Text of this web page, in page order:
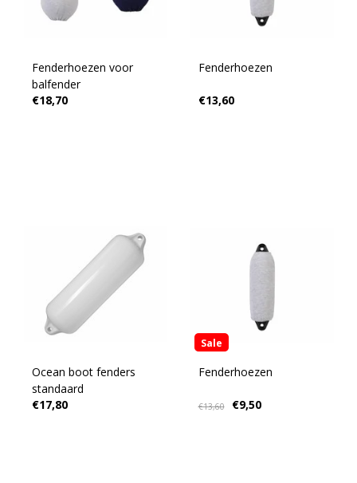
Fenderhoezen voor
balfender
€18,70
Fenderhoezen
€13,60
Ocean boot fenders
standaard
€17,80
Sale
Fenderhoezen
€13,60 €9,50